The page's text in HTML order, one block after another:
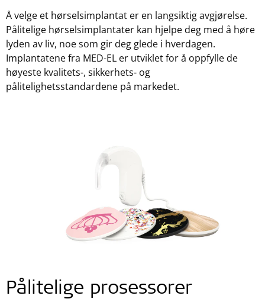
Å velge et hørselsimplantat er en langsiktig avgjørelse.
Pålitelige hørselsimplantater kan hjelpe deg med å høre
lyden av liv, noe som gir deg glede i hverdagen.
Implantatene fra MED-EL er utviklet for å oppfylle de
høyeste kvalitets-, sikkerhets- og
pålitelighetsstandardene på markedet.
Pålitelige prosessorer